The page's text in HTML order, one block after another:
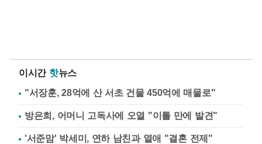
이시간 핫뉴스
"서장훈, 28억에 산 서초 건물 450억에 매물로"
방은희, 어머니 고독사에 오열 "이틀 만에 발견"
'서준맘' 박세미, 연하 남친과 열애 "결혼 전제"